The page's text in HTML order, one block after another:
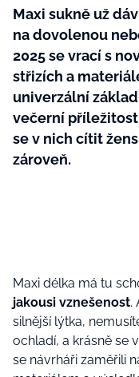
Maxi sukně už
na dovolenou
2025 se vrací s
střizích a
univerzální
večerní
se v nich cítit
zároveň.
Maxi délka má tu
jakousi vznešenost.
silnější lýtka,
ochladí, a krásně se
se návrháři zaměřili